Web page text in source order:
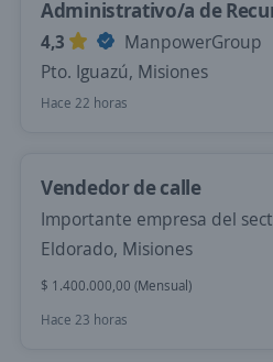
Administrativo/a de
4,3
ManpowerGroup
Pto. Iguazú, Misiones
Hace 22 horas
Vendedor de calle
Importante empresa del
Eldorado, Misiones
$ 1.400.000,00 (Mensual)
Hace 23 horas